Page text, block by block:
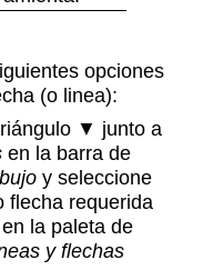
opciones
(o linea):
▼ junto a
en la barra de
y seleccione
flecha requerida
la paleta de
y flechas